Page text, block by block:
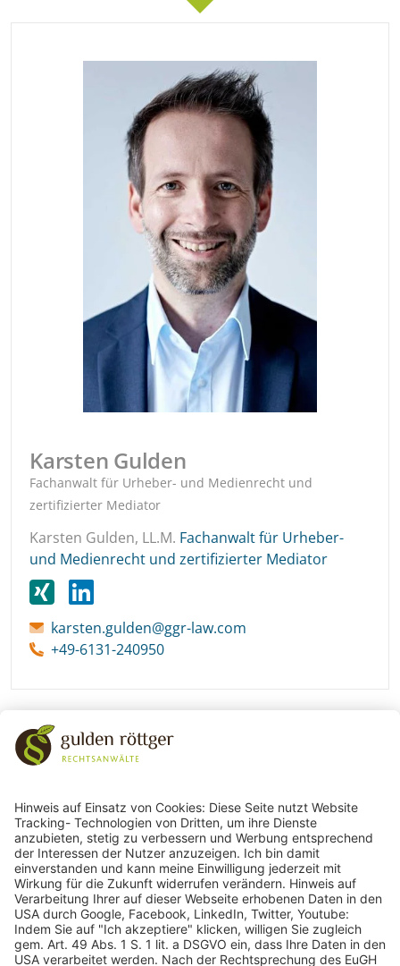
Karsten Gulden
Fachanwalt für Urheber- und Medienrecht und
zertifizierter Mediator
Karsten Gulden, LL.M. Fachanwalt für Urheber-
und Medienrecht und zertifizierter Mediator
karsten.gulden@ggr-law.com
+49-6131-240950
gulden röttger rechtsanwälte
gulden röttger rechtsanwälte